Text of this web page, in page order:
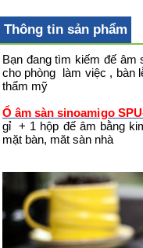
Thông tin sản phẩm
Bạn đang tìm kiếm đế âm
cho phòng làm việc , bàn
thẩm mỹ
Ổ âm sàn sinoamigo
gỉ + 1 hộp đế âm bằng
mặt bàn, măt sàn nhà